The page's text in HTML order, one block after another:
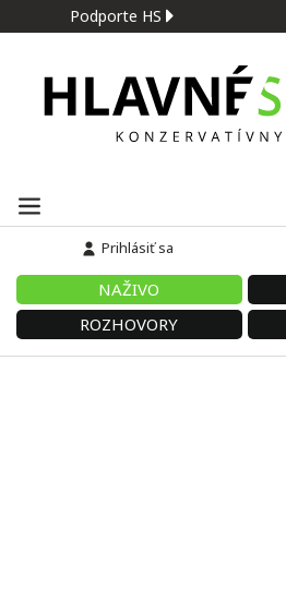
Podporte HS
Prihlásiť sa
NAŽIVO
ROZHOVORY